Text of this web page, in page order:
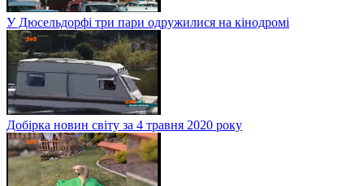
У Дюсельдорфі три пари одружилися на кінодромі
Добірка новин світу за 4 травня 2020 року